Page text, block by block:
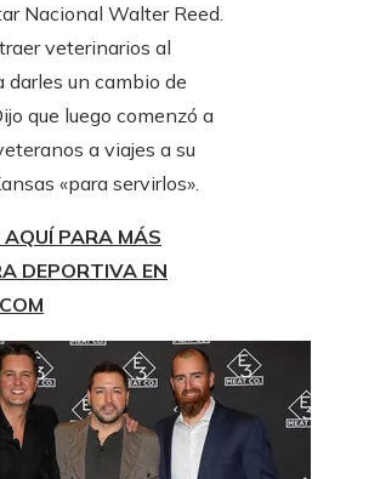
Nacional Walter Reed.
veterinarios al
darles un cambio de
que luego comenzó a
a viajes a su
«para servirlos».
PARA MÁS
DEPORTIVA EN